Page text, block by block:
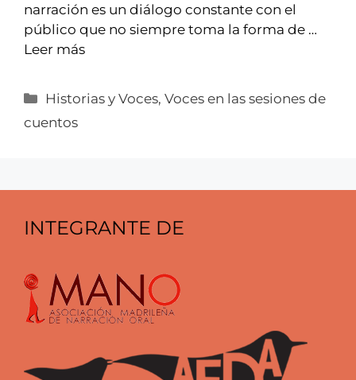
narración es un diálogo constante con el
público que no siempre toma la forma de …
Leer más
Categorías
Historias y Voces,Voces en las sesiones de
cuentos
INTEGRANTE DE